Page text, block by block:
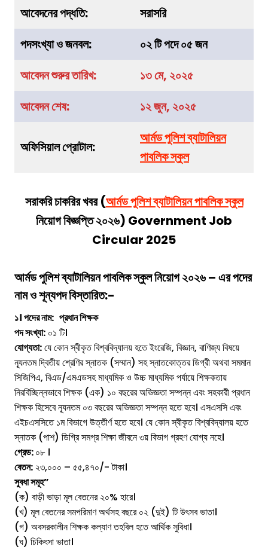
আবেদনের পদ্ধতি:
সরাসরি
পদসংখ্যা ও জনবল:
০২ টি পদে ০৫ জন
আবেদন শুরুর তারিখ:
১৩ মে, ২০২৫
আবেদন শেষ:
১২ জুন, ২০২৫
অফিসিয়াল প্রোটাল:
আর্মড পুলিশ ব্যাটালিয়ন
পাবলিক স্কুল
সরাকরি চাকরির খবর (আর্মড পুলিশ ব্যাটালিয়ন পাবলিক স্কুল
নিয়োগ বিজ্ঞপ্তি ২০২৬) Government Job
Circular 2025
আর্মড পুলিশ ব্যাটালিয়ন পাবলিক স্কুলনিয়োগ ২০২৬ – এর পদের
নাম ও শূন্যপদ বিস্তারিত:-
১। পদের নাম: প্রধান শিক্ষক
পদ সংখ্যা: ০১ টি।
যোগ্যতা:যে কোন স্বীকৃত বিশ্ববিদ্যালয় হতে ইংরেজি, বিজ্ঞান, বাণিজ্য বিষয়ে
ন্যূনতম দ্বিতীয় শ্রেণির স্নাতক (সম্মান) সহ স্নাতকোত্তর ডিগ্রী অথবা সমমান
সিজিপিএ, বিএড/এমএডসহ মাধ্যমিক ও উচ্চ মাধ্যমিক পর্যায়ে শিক্ষকতায়
নিরবিচ্ছিন্নভাবে শিক্ষক (এক) ১০ বছরের অভিজ্ঞতা সম্পন্ন এবং সহকারী প্রধান
শিক্ষক হিসেবে ন্যূনতম ০৩ বছরের অভিজ্ঞতা সম্পন্ন হতে হবে। এসএসসি এবং
এইচএসসিতে ১ম বিভাগে উত্তীর্ণ হতে হবে। যে কোন স্বীকৃত বিশ্ববিদ্যালয় হতে
স্নাতক (পাশ) ডিগ্রি সমগ্র শিক্ষা জীবনে ৩য় বিভাগ গ্রহণ যোগ্য নহে।
গ্রেড:০৮ ।
বেতন: ২৩,০০০ – ৫৫,৪৭০/- টাকা।
সুবধা সমূহ”
(ক) বাড়ী ভাড়া মূল বেতনের ২০% হারে।
(খ) মূল বেতনের সমপরিমাণ অর্থসহ বছরে ০২ (দুই) টি উৎসব ভাতা।
(গ) অবসরকালীন শিক্ষক কল্যাণ তহবিল হতে আর্থিক সুবিধা।
(ঘ) চিকিৎসা ভাতা।